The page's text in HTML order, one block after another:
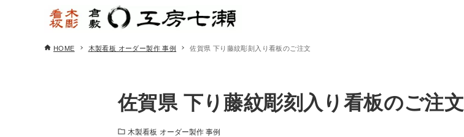
HOME 木製看板 オーダー製作 事例 佐賀県 下り藤紋彫刻入り看板のご注文
佐賀県 下り藤紋彫刻入り看板のご注文
木製看板 オーダー製作 事例